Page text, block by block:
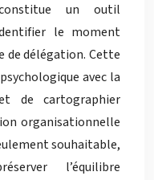
un outil
le moment
de délégation. Cette
avec la
de cartographier
organisationnelle
souhaitable,
l’équilibre